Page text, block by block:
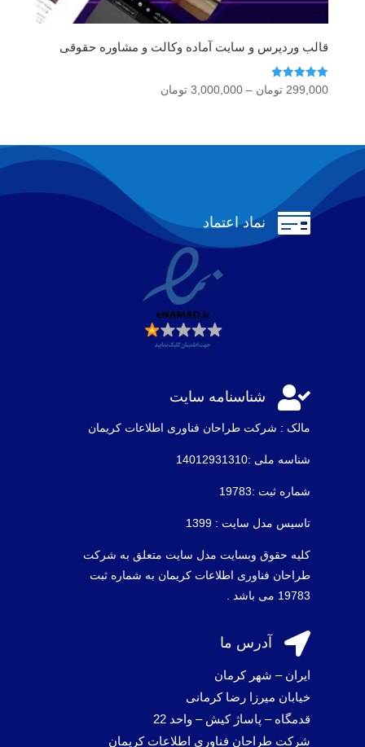
قالب وردپرس و سایت آماده وکالت و مشاوره حقوقی
امتیاز
5.00
299,000 تومان –
3,000,000 تومانمحدوده
تا
 نماد اعتماد
 شناسنامه سایت
مالک : شرکت طراحان فناوری اطلاعات كريمان
شناسه ملی :14012931310
شماره ثبت :19783
تاسیس مدل سایت : 1399
کلیه حقوق وبسایت مدل سایت متعلق به شرکت
طراحان فناوری اطلاعات کریمان به شماره ثبت
19783 می باشد .
 آدرس ما
ایران – شهر کرمان
خیابان میرزا رضا کرمانی
قدمگاه – پاساژ کیش – واحد 22
شرکت طراحان فناوری اطلاعات کریمان